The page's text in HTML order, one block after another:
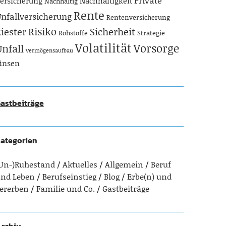
Rente Rentenversicherung
Risiko Rohstoffe Sicherheit Strategie
Vermögensaufbau VolatilitätVorsorge
)Ruhestand Aktuelles Allgemein
Beruf
Leben
Berufseinstieg Blog
Erbe(n) und
Familie und Co. Gastbeiträge